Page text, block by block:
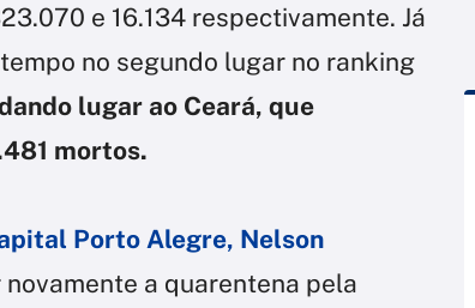
e 16.134 respectivamente. Já
no segundo lugar no ranking
lugar ao Ceará, que
mortos.
Porto Alegre, Nelson
a quarentena pela